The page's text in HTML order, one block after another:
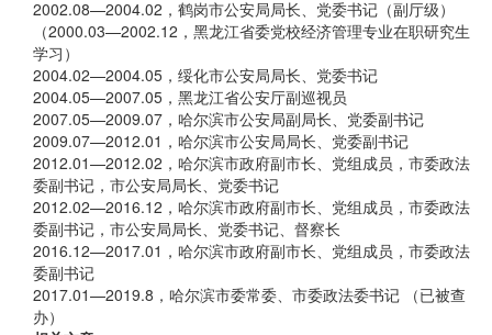
2002.08—2004.02，鹤岗市公安局局长、党委书记（副厅级）
（2000.03—2002.12，黑龙江省委党校经济管理专业在职研究生
学习）
2004.02—2004.05，绥化市公安局局长、党委书记
2004.05—2007.05，黑龙江省公安厅副巡视员
2007.05—2009.07，哈尔滨市公安局副局长、党委副书记
2009.07—2012.01，哈尔滨市公安局局长、党委副书记
2012.01—2012.02，哈尔滨市政府副市长、党组成员，市委政法
委副书记，市公安局局长、党委书记
2012.02—2016.12，哈尔滨市政府副市长、党组成员，市委政法
委副书记，市公安局局长、党委书记、督察长
2016.12—2017.01，哈尔滨市政府副市长、党组成员，市委政法
委副书记
2017.01—2019.8，哈尔滨市委常委、市委政法委书记 （已被查
办）